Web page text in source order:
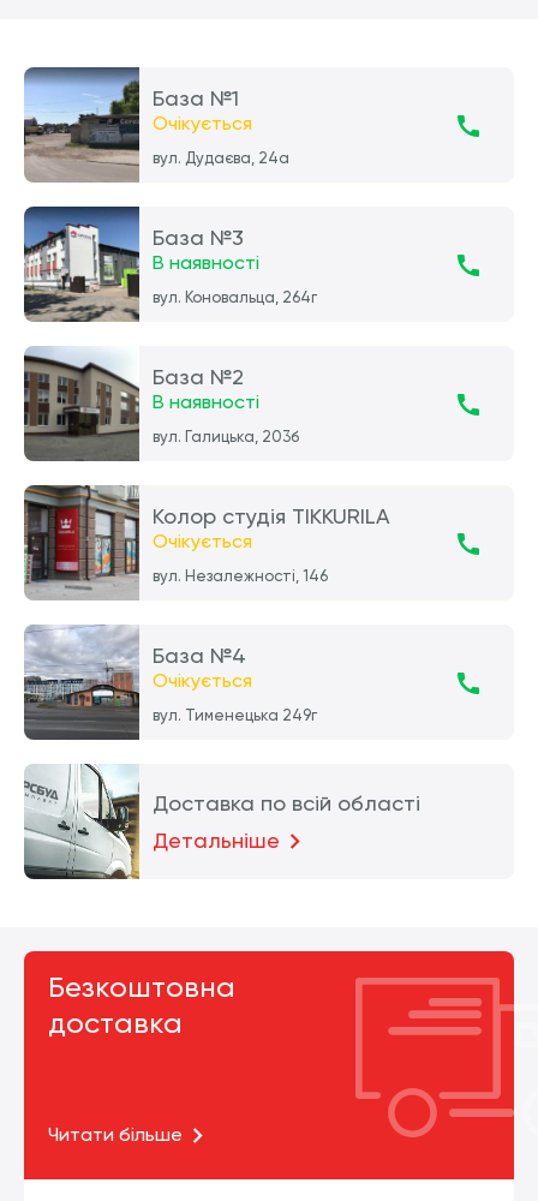
База №1
Очікується
вул. Дудаєва, 24а
База №3
В наявності
вул. Коновальца, 264г
База №2
В наявності
вул. Галицька, 203б
Колор студія TIKKURILA
Очікується
вул. Незалежності, 146
База №4
Очікується
вул. Тименецька 249г
Доставка по всій області
Детальніше
Безкоштовна
доставка
Читати більше